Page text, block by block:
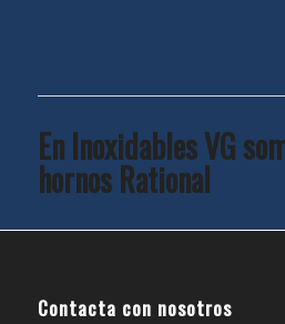
En Inoxidables VG
hornos Rational
Contacta con nosotros